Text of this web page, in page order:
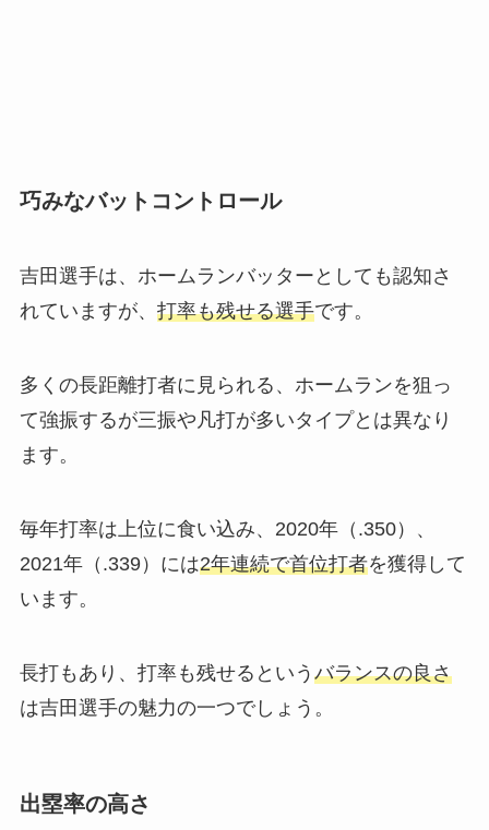
巧みなバットコントロール
吉田選手は、ホームランバッターとしても認知さ
れていますが、 打率も残せる選手です。
多くの長距離打者に見られる、ホームランを狙っ
て強振するが三振や凡打が多いタイプとは異なり
ます。
毎年打率は上位に食い込み、2020年（.350）、
2021年（.339）には2年連続で首位打者を獲得して
います。
長打もあり、打率も残せるという バランスの良さ
は吉田選手の魅力の一つでしょう。
出塁率の高さ